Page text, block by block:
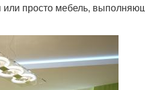
просто мебель,